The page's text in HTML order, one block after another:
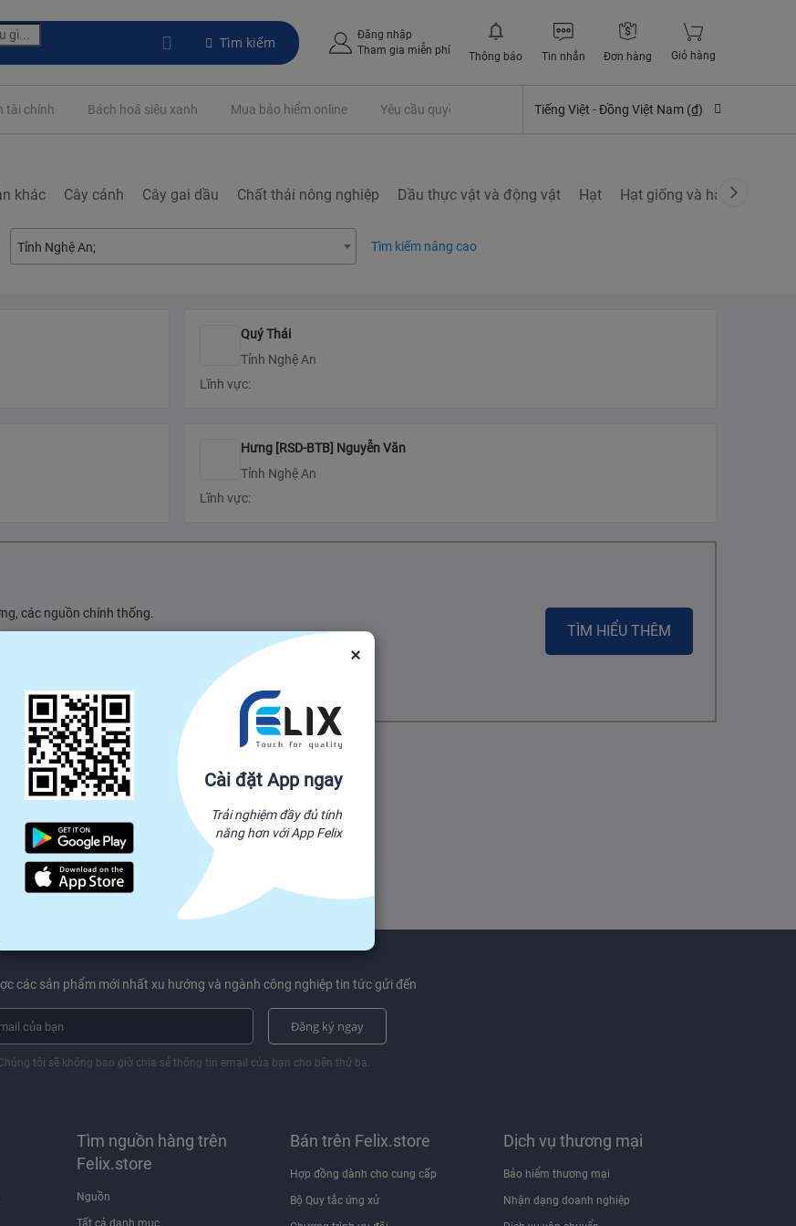
Tìm kiếm
Đăng nhập
Tham gia miễn phí
Thông báo Tin nhắn Đơn hàng Giỏ hàng
tài chính Bách hoá siêu xanh Mua bảo hiểm online Yêu cầu quyền lợi bảo hiểm Tiếng Việt -Đồng Việt Nam (₫)
khác Cây cảnh Cây gai dầu Chất thải nông nghiệp Dầu thực vật và động vật Hạt Hạt giống và hành củ
Tỉnh Nghệ An Tìm kiếm nâng cao
Quý Thái
Tỉnh Nghệ An
Lĩnh vực:
Hưng [RSD-BTB] Nguyễn Văn
Tỉnh Nghệ An
Lĩnh vực:
các nguồn chính thống.
TÌM HIỂU THÊM
các sản phẩm mới nhất xu hướng và ngành công nghiệp tin tức gửi đến
Đăng ký ngay
tôi sẽ không bao giờ chia sẻ thông tin email của bạn cho bên thứ ba.
Tìm nguồn hàng trên
Felix.store
Nguồn
Tất cả danh mục
Bán trên Felix.store
Hợp đồng dành cho cung cấp
Bộ Quy tắc ứng xử
Dịch vụ thương mại
Bảo hiểm thương mại
Nhận dạng doanh nghiệp
×
Cài đặt App ngay
Trải nghiệm đầy đủ tính
năng hơn với App Felix